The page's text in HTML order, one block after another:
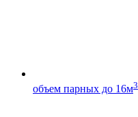
объем парных до 16м3